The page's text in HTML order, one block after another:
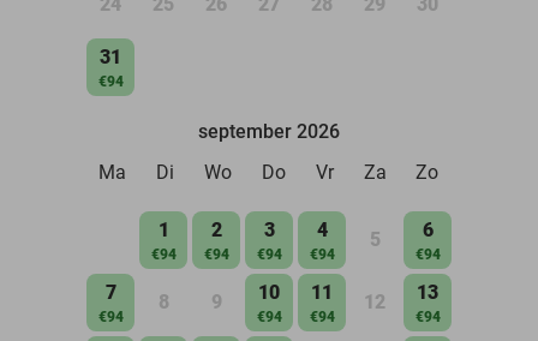
31
€94
september 2026
Ma
Di Wo Do Vr Za Zo
1
€94
2
€94
3
€94
4
€94
5 6
€94
7
€94
8 9 10
€94
11
€94
12 13
€94